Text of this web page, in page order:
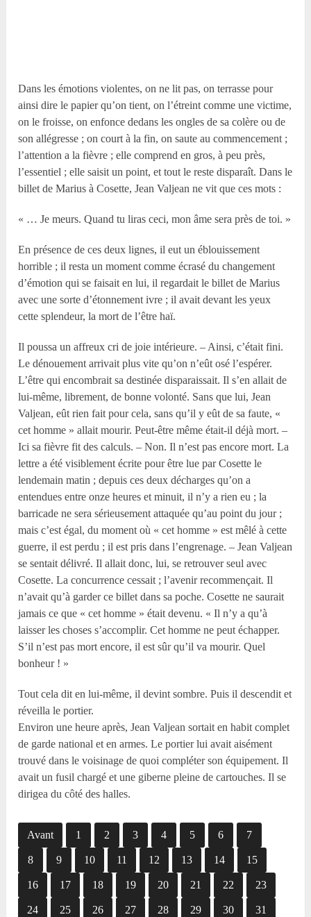
Dans les émotions violentes, on ne lit pas, on terrasse pour
ainsi dire le papier qu’on tient, on l’étreint comme une victime,
on le froisse, on enfonce dedans les ongles de sa colère ou de
son allégresse ; on court à la fin, on saute au commencement ;
l’attention a la fièvre ; elle comprend en gros, à peu près,
l’essentiel ; elle saisit un point, et tout le reste disparaît. Dans le
billet de Marius à Cosette, Jean Valjean ne vit que ces mots :
« … Je meurs. Quand tu liras ceci, mon âme sera près de toi. »
En présence de ces deux lignes, il eut un éblouissement
horrible ; il resta un moment comme écrasé du changement
d’émotion qui se faisait en lui, il regardait le billet de Marius
avec une sorte d’étonnement ivre ; il avait devant les yeux
cette splendeur, la mort de l’être haï.
Il poussa un affreux cri de joie intérieure. – Ainsi, c’était fini.
Le dénouement arrivait plus vite qu’on n’eût osé l’espérer.
L’être qui encombrait sa destinée disparaissait. Il s’en allait de
lui-même, librement, de bonne volonté. Sans que lui, Jean
Valjean, eût rien fait pour cela, sans qu’il y eût de sa faute, «
cet homme » allait mourir. Peut-être même était-il déjà mort. –
Ici sa fièvre fit des calculs. – Non. Il n’est pas encore mort. La
lettre a été visiblement écrite pour être lue par Cosette le
lendemain matin ; depuis ces deux décharges qu’on a
entendues entre onze heures et minuit, il n’y a rien eu ; la
barricade ne sera sérieusement attaquée qu’au point du jour ;
mais c’est égal, du moment où « cet homme » est mêlé à cette
guerre, il est perdu ; il est pris dans l’engrenage. – Jean Valjean
se sentait délivré. Il allait donc, lui, se retrouver seul avec
Cosette. La concurrence cessait ; l’avenir recommençait. Il
n’avait qu’à garder ce billet dans sa poche. Cosette ne saurait
jamais ce que « cet homme » était devenu. « Il n’y a qu’à
laisser les choses s’accomplir. Cet homme ne peut échapper.
S’il n’est pas mort encore, il est sûr qu’il va mourir. Quel
bonheur ! »
Tout cela dit en lui-même, il devint sombre. Puis il descendit et
réveilla le portier.
Environ une heure après, Jean Valjean sortait en habit complet
de garde national et en armes. Le portier lui avait aisément
trouvé dans le voisinage de quoi compléter son équipement. Il
avait un fusil chargé et une giberne pleine de cartouches. Il se
dirigea du côté des halles.
Avant 1 2 3 4 5 6 7
8 9 10 11 12 13 14 15
16 17 18 19 20 21 22 23
24 25 26 27 28 29 30 31